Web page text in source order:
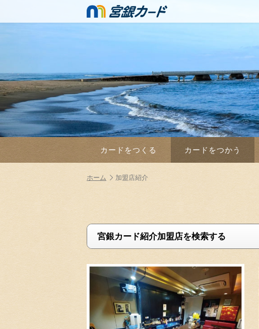
カードをつくる カードをつかう
ホーム 加盟店紹介
宮銀カード紹介加盟店を検索する